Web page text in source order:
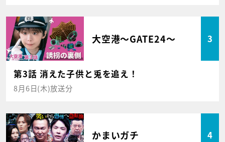
大空港～GATE24～ 3
第3話 消えた子供と兎を追え！
8月6日(木)放送分
かまいガチ 4